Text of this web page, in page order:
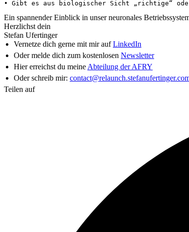
Ein spannender Einblick in unser neuronales
Herzlichst dein
Stefan Ufertinger
Vernetze dich gerne mit mir aufLinkedIn
Oder melde dich zum kostenlosen Newsletter
Hier erreichst du meine Abteilung der AFRY
Oder schreib mir:
Teilen auf